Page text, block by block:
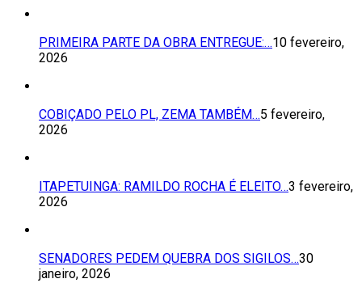
PRIMEIRA PARTE DA OBRA ENTREGUE:…10 fevereiro,
2026
COBIÇADO PELO PL, ZEMA TAMBÉM…5 fevereiro,
2026
ITAPETUINGA: RAMILDO ROCHA É ELEITO…3 fevereiro,
2026
SENADORES PEDEM QUEBRA DOS SIGILOS…30
janeiro, 2026